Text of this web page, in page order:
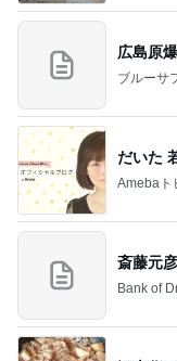
広島原
ブルーサ
だいた
Amebaト
斎藤元
Bank of